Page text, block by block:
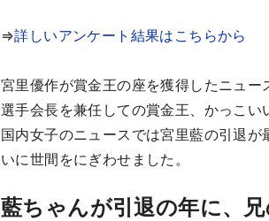
⇒詳しいアンケート結果はこちらから
宮里優作が賞金王の座を獲得したニュー
選手会長を兼任しての賞金王、かっこい
国内女子のニュースでは宮里藍の引退
いに世間をにぎわせました。
藍ちゃんが引退の年に、兄